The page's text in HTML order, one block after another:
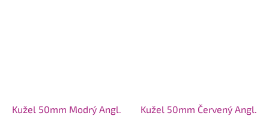
Kužel 50mm Modrý Angl. Kužel 50mm Červený Angl.